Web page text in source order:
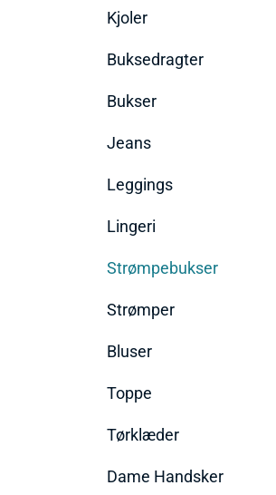
Kjoler
Buksedragter
Bukser
Jeans
Leggings
Lingeri
Strømpebukser
Strømper
Bluser
Toppe
Tørklæder
Dame Handsker